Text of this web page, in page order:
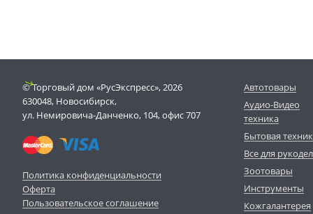
© Торговый дом «РусЭкспресс», 2026
630048, Новосибирск,
ул. Немировича-Данченко, 104, офис 707
Политика конфиденциальности
Оферта
Пользовательское соглашение
Автотовары
Аудио-Видео
техника
Бытовая
Все для
Зоотовары
Инструменты
Кожгалантерея